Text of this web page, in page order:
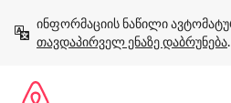
გადასვლა
თავდაპირველ ენაზე დაბრუნება.